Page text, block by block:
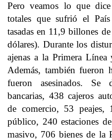
Pero veamos lo que
totales que sufrió el
tasadas en 11,9 billones
dólares). Durante los
ajenas a la Primera
Además, también
fueron asesinados. Se
bancarias, 438 cajeros
de comercio, 53 peajes,
público, 240 estaciones
masivo, 706 bienes de la